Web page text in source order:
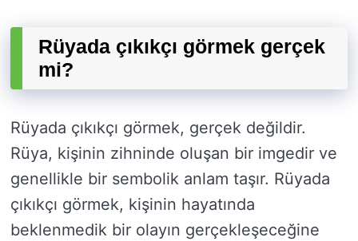
Rüyada çıkıkçı görmek gerçek
mi?
Rüyada çıkıkçı görmek, gerçek değildir.
Rüya, kişinin zihninde oluşan bir imgedir ve
genellikle bir sembolik anlam taşır. Rüyada
çıkıkçı görmek, kişinin hayatında
beklenmedik bir olayın gerçekleşeceğine